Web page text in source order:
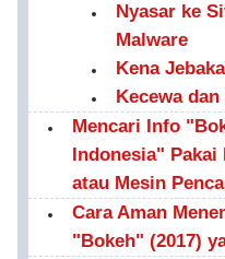
Nyasar ke
Malware
Kena
Kecewa
Mencari Info
Indonesia" Pakai
atau Mesin
Cara Aman
"Bokeh" (2017)